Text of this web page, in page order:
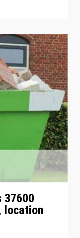
37600
location